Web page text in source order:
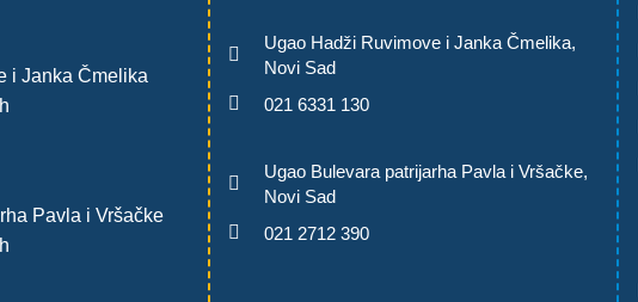
i Janka Čmelika
Pavla i Vršačke
Ugao Hadži Ruvimove i Janka Čmelika,
Novi Sad
021 6331 130
Ugao Bulevara patrijarha Pavla i Vršačke,
Novi Sad
021 2712 390